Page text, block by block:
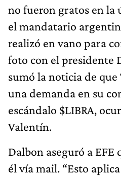
no fueron gratos en la
el mandatario
realizó en vano para
foto con el presidente
sumó la noticia de
una demanda en su
escándalo $LIBRA,
Valentín.
Dalbon aseguró a EFE
él vía mail. “Esto aplica